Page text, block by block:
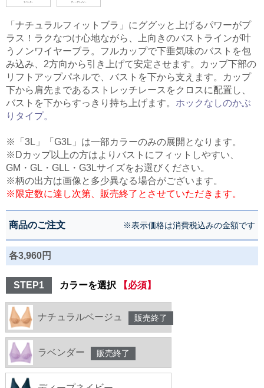
「ナチュラルフィットブラ」にググッと上げるパワーがプ
ラス！ラクなつけ心地ながら、上向きのバストラインが叶
うノンワイヤーブラ。フルカップで下垂気味のバストを包
み込み、2方向から引き上げて安定させます。カップ下部の
リフトアップパネルで、バストを下から支えます。カップ
下から肩先まであるストレッチレースをクロスに配置し、
バストを下からすっきり持ち上げます。 ホックなしのかぶ
りタイプ。
※「3L」「G3L」は一部カラーのみの展開となります。
※Dカップ以上の方はよりバストにフィットしやすい、
GM・GL・GLL・G3Lサイズをお選びください。
※柄の出方は画像と多少異なる場合がございます。
※限定数に達し次第、販売終了とさせていただきます。
商品のご注文 ※表示価格は消費税込みの金額です
各3,960円
STEP1 カラーを選択 【必須】
ナチュラルベージュ 販売終了
ラベンダー 販売終了